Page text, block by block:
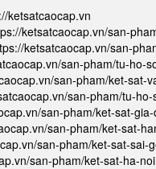
ketsatcaocap.vn
ketsatcaocap.vn/san-
ketsatcaocap.vn/san-
san-pham/tu-ho-
san-pham/ket-sat-
san-pham/tu-
san-pham/ket-sat-gia-
san-pham/ket-sat-
san-pham/ket-sat-sai-
san-pham/ket-sat-ha-noi